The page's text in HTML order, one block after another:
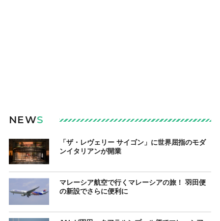
NEWS
「ザ・レヴェリー サイゴン」に世界屈指のモダ
ンイタリアンが開業
マレーシア航空で行くマレーシアの旅！ 羽田便
の新設でさらに便利に